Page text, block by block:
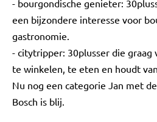
- bourgondische genieter:
een bijzondere interesse voor
gastronomie.
- citytripper: 30plusser die
te winkelen, te eten en houdt
Nu nog een categorie Jan met
Bosch is blij.